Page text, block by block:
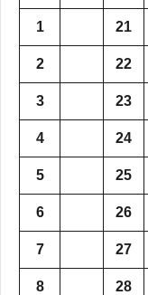
1 21
2 22
3 23
4 24
5 25
6 26
7 27
8 28